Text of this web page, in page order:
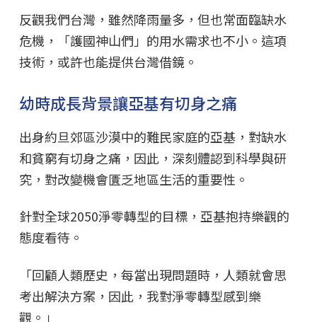
反觀我們台灣，雖然降雨量多，但也常面臨缺水
危機，「護國神山們」的用水需求也不小。這項
技術，或許也能提供台灣借鏡。
幼時成長背景讓亞基有切身之痛
出身約旦郊區沙漠中的難民家庭的亞基，對缺水
和貧窮有切身之痛，因此，深刻體認到科學與研
究，對改變機會匱乏地區生活的重要性。
針對全球2050淨零轉型的目標，亞基抱持樂觀的
態度看待。
「回顧人類歷史，每當出現問題時，人類就會思
考出解決方案，因此，我對淨零轉型感到樂
觀。」